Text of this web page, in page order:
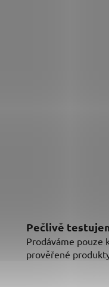
Pečlivě
Prodáváme pouze
prověřené